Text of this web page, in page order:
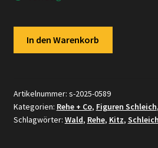
Menge
In den Warenkorb
Artikelnummer: s-2025-0589
Kategorien: Rehe + Co, Figuren Schleich,
Schlagwörter: Wald, Rehe, Kitz, Schleich